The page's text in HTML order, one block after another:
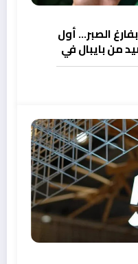
الصبر… أول
من بايبال في